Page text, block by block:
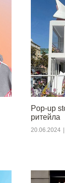
Pop-up
ритейла
20.06.2024